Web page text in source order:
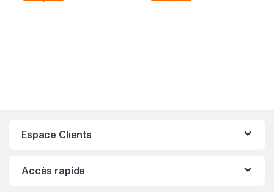
Espace Clients
Accès rapide